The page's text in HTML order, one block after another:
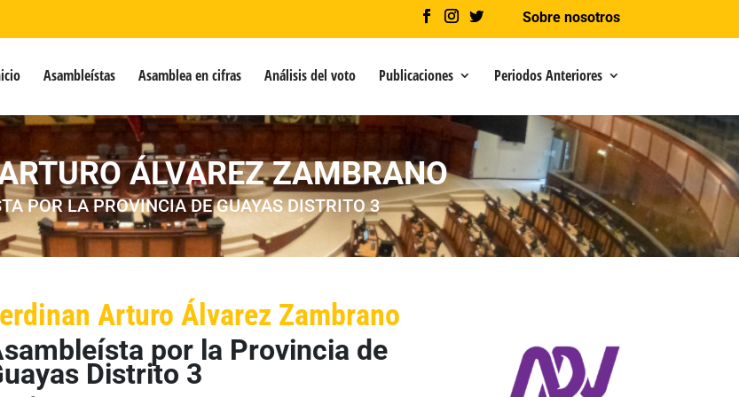
Sobre nosotros
Asambleístas Asamblea en cifras Análisis del voto Publicaciones Periodos Anteriores
ÁLVAREZ ZAMBRANO
POR LA PROVINCIA DE GUAYAS DISTRITO 3
Arturo Álvarez Zambrano
por la Provincia de
Distrito 3